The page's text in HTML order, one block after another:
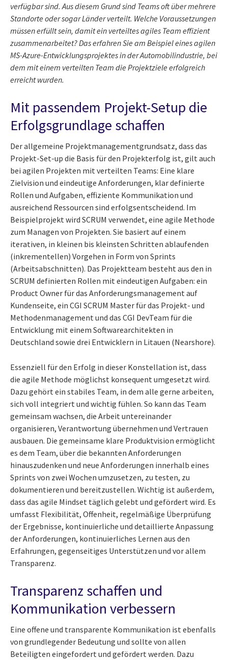
verfügbar sind. Aus diesem Grund sind Teams oft über mehrere
Standorte oder sogar Länder verteilt. Welche Voraussetzungen
müssen erfüllt sein, damit ein verteiltes agiles Team effizient
zusammenarbeitet?Das erfahren Sie am Beispiel eines agilen
MS-Azure-Entwicklungsprojektes in der Automobilindustrie, bei
dem mit einem verteilten Team die Projektziele erfolgreich
erreicht wurden.
Mit passendem Projekt-Setup die
Erfolgsgrundlage schaffen
Der allgemeine Projektmanagementgrundsatz, dass das
Projekt-Set-up die Basis für den Projekterfolg ist, gilt auch
bei agilen Projekten mit verteilten Teams: Eine klare
Zielvision und eindeutige Anforderungen, klar definierte
Rollen und Aufgaben, effiziente Kommunikation und
ausreichend Ressourcen sind erfolgsentscheidend. Im
Beispielprojekt wird SCRUM verwendet, eine agile Methode
zum Managen von Projekten. Sie basiert auf einem
iterativen, in kleinen bis kleinsten Schritten ablaufenden
(inkrementellen) Vorgehen in Form von Sprints
(Arbeitsabschnitten). Das Projektteam besteht aus den in
SCRUM definierten Rollen mit eindeutigen Aufgaben: ein
Product Owner für das Anforderungsmanagement auf
Kundenseite, ein CGI SCRUM Master für das Projekt- und
Methodenmanagement und das CGI DevTeam für die
Entwicklung mit einem Softwarearchitekten in
Deutschland sowie drei Entwicklern in Litauen (Nearshore).
Essenziell für den Erfolg in dieser Konstellation ist, dass
die agile Methode möglichst konsequent umgesetzt wird.
Dazu gehört ein stabiles Team, in dem alle gerne arbeiten,
sich voll integriert und wichtig fühlen. So kann das Team
gemeinsam wachsen, die Arbeit untereinander
organisieren, Verantwortung übernehmen und Vertrauen
ausbauen. Die gemeinsame klare Produktvision ermöglicht
es dem Team, über die bekannten Anforderungen
hinauszudenken und neue Anforderungen innerhalb eines
Sprints von zwei Wochen umzusetzen, zu testen, zu
dokumentieren und bereitzustellen. Wichtig ist außerdem,
dass das agile Mindset täglich gelebt und gefördert wird. Es
umfasst Flexibilität, Offenheit, regelmäßige Überprüfung
der Ergebnisse, kontinuierliche und detaillierte Anpassung
der Anforderungen, kontinuierliches Lernen aus den
Erfahrungen, gegenseitiges Unterstützen und vor allem
Transparenz.
Transparenz schaffen und
Kommunikation verbessern
Eine offene und transparente Kommunikation ist ebenfalls
von grundlegender Bedeutung und sollte von allen
Beteiligten eingefordert und gefördert werden. Dazu